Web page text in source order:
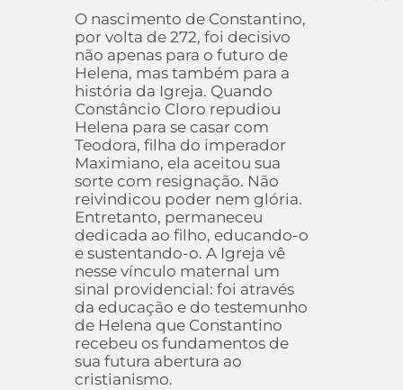
O nascimento de Constantino,
por volta de 272, foi decisivo
não apenas para o futuro de
Helena, mas também para a
história da Igreja. Quando
Constâncio Cloro repudiou
Helena para se casar com
Teodora, filha do imperador
Maximiano, ela aceitou sua
sorte com resignação. Não
reivindicou poder nem glória.
Entretanto, permaneceu
dedicada ao filho, educando-o
e sustentando-o. A Igreja vê
nesse vínculo maternal um
sinal providencial: foi através
da educação e do testemunho
de Helena que Constantino
recebeu os fundamentos de
sua futura abertura ao
cristianismo.